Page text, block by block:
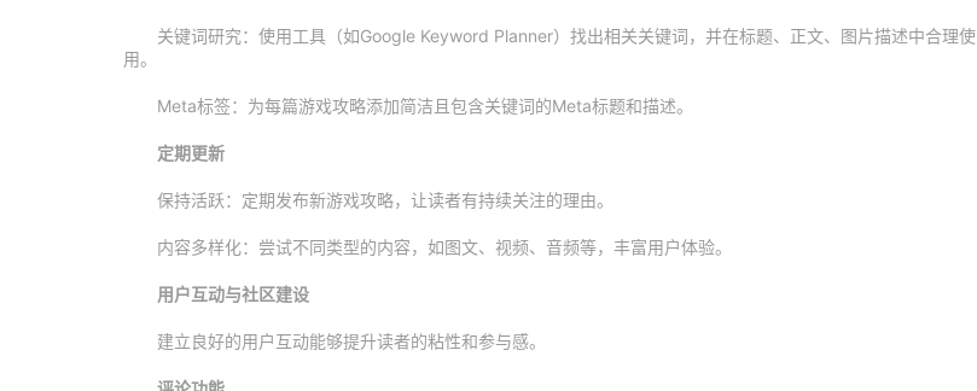
关键词研究：使用工具（如Google Keyword Planner）找出相关关键词，并在标题、正文、图片描述中合理使
用。
Meta标签：为每篇游戏攻略添加简洁且包含关键词的Meta标题和描述。
定期更新
保持活跃：定期发布新游戏攻略，让读者有持续关注的理由。
内容多样化：尝试不同类型的内容，如图文、视频、音频等，丰富用户体验。
用户互动与社区建设
建立良好的用户互动能够提升读者的粘性和参与感。